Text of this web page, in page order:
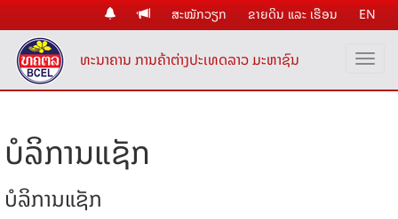
ສະໝັກວຽກ ຂາຍດິນ ແລະ ເຮືອນ EN
ທະນາຄານ ການຄ້າຕ່າງປະເທດລາວ ມະຫາຊົນ
ບໍລິການແຊັກ
ບໍລິການແຊັກ